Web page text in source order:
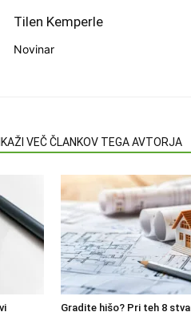
Tilen Kemperle
Novinar
VEČ ČLANKOV TEGA AVTORJA
Gradite hišo? Pri teh 8